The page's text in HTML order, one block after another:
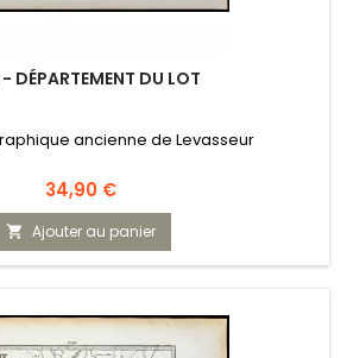
DÉPARTEMENT DU LOT
ancienne de Levasseur
Prix
34,90 €
 Ajouter au panier